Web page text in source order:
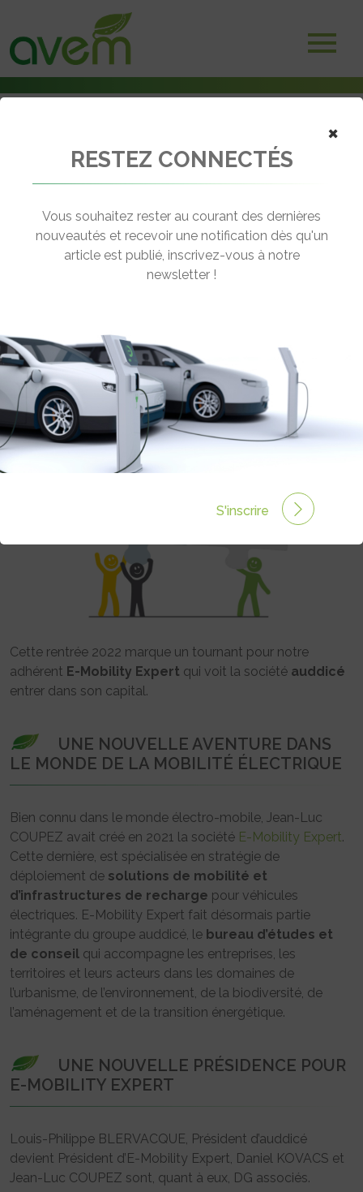
E-Mobility Expert intègre le groupe auddicé
← Revenir aux actualités
GROUPE AUDDICÉ
Rédigé par Julie ALUNNO le 06 Sep 2022 à 17:29
commentaires
Cette rentrée 2022 marque un tournant pour notre
adhérent E-Mobility Expert qui voit la société auddicé
entrer dans son capital.
UNE NOUVELLE AVENTURE DANS
LE MONDE DE LA MOBILITÉ ÉLECTRIQUE
Bien connu dans le monde électro-mobile, Jean-Luc
COUPEZ avait créé en 2021 la société E-Mobility Expert.
Cette dernière, est spécialisée en stratégie de
déploiement de solutions de mobilité et
d’infrastructures de recharge pour véhicules
électriques. E-Mobility Expert fait désormais partie
intégrante du groupe auddicé, le bureau d’études et
de conseil qui accompagne les entreprises, les
territoires et leurs acteurs dans les domaines de
l’urbanisme, de l’environnement, de la biodiversité, de
l’aménagement et de la transition énergétique.
UNE NOUVELLE PRÉSIDENCE POUR
E-MOBILITY EXPERT
Louis-Philippe BLERVACQUE, Président d’auddicé
devient Président d’E-Mobility Expert, Daniel KOVACS et
Jean-Luc COUPEZ sont, quant à eux, DG associés.
×
RESTEZ CONNECTÉS
Vous souhaitez rester au courant des dernières
nouveautés et recevoir une notification dès qu'un
article est publié, inscrivez-vous à notre
newsletter !
S'inscrire